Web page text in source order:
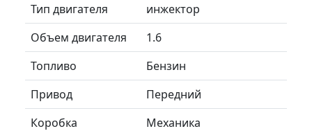
Тип двигателя
инжектор
Объем двигателя
1.6
Топливо
Бензин
Привод
Передний
Коробка
Механика